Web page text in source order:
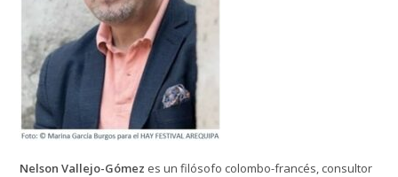
Nelson Vallejo-Gómez es un filósofo colombo-francés, consultor